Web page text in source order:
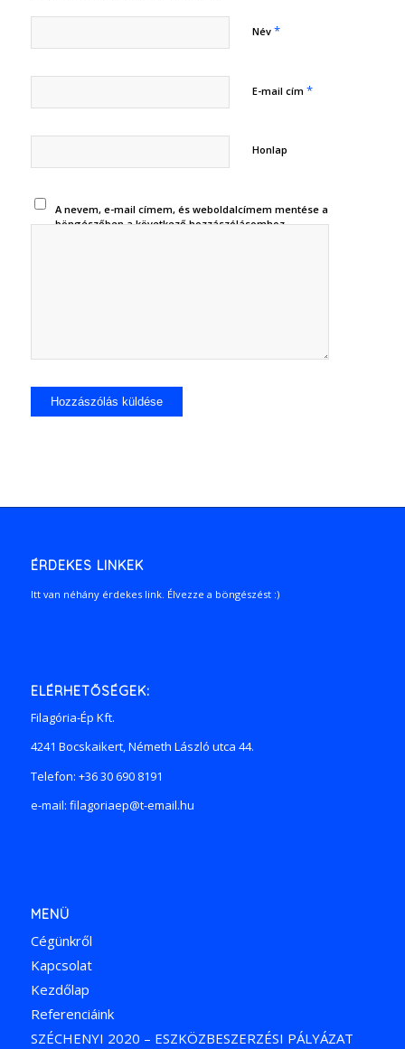
Név *
E-mail cím *
Honlap
A nevem, e-mail címem, és weboldalcímem mentése a
böngészőben a következő hozzászólásomhoz.
ÉRDEKES LINKEK
Itt van néhány érdekes link. Élvezze a böngészést :)
ELÉRHETŐSÉGEK:
Filagória-Ép Kft.
4241 Bocskaikert, Németh László utca 44.
Telefon: +36 30 690 8191
e-mail: filagoriaep@t-email.hu
MENÜ
Cégünkről
Kapcsolat
Kezdőlap
Referenciáink
SZÉCHENYI 2020 – ESZKÖZBESZERZÉSI PÁLYÁZAT